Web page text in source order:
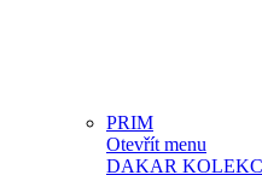
PRIM
Otevřít menu
DAKAR